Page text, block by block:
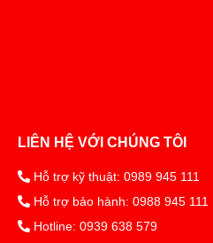
LIÊN HỆ VỚI CHÚNG TÔI
Hỗ trợ kỹ thuật: 0989 945 111
Hỗ trợ bảo hành: 0988 945 111
Hotline: 0939 638 579